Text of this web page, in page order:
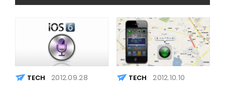
2012.09.28 2012.10.10